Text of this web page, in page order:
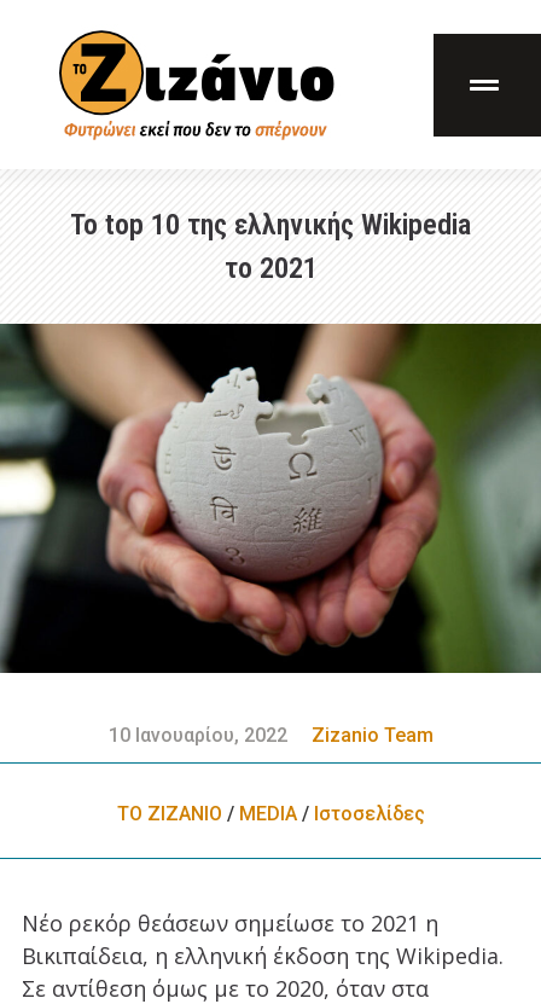
Το top 10 της ελληνικής Wikipedia
το 2021
10 Ιανουαρίου, 2022 Zizanio Team
ΤΟ ΖΙΖΑΝΙΟ / MEDIA/ Ιστοσελίδες
Νέο ρεκόρ θεάσεων σημείωσε το 2021 η
Βικιπαίδεια, η ελληνική έκδοση της Wikipedia.
Σε αντίθεση όμως με το 2020, όταν στα